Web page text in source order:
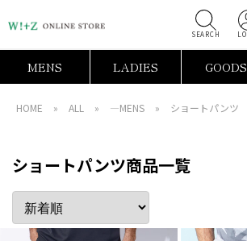
MENS LADIES GOODS
HOME » ALL » ―MENS » ショートパンツ
ショートパンツ商品一覧